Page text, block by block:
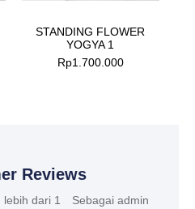
STANDING FLOWER
YOGYA 1
Rp1.700.000
Reviews
lebih dari 1
Sebagai admin